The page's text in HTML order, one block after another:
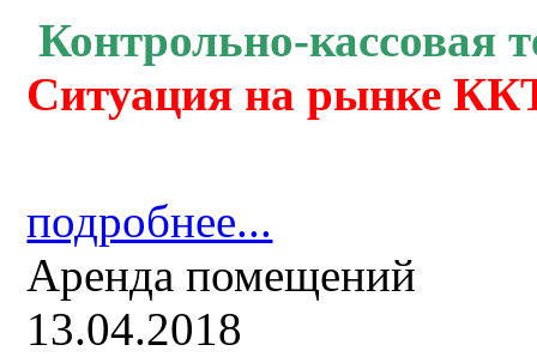
Контрольно-кассовая
Ситуация на рынке
подробнее...
Аренда помещений
13.04.2018